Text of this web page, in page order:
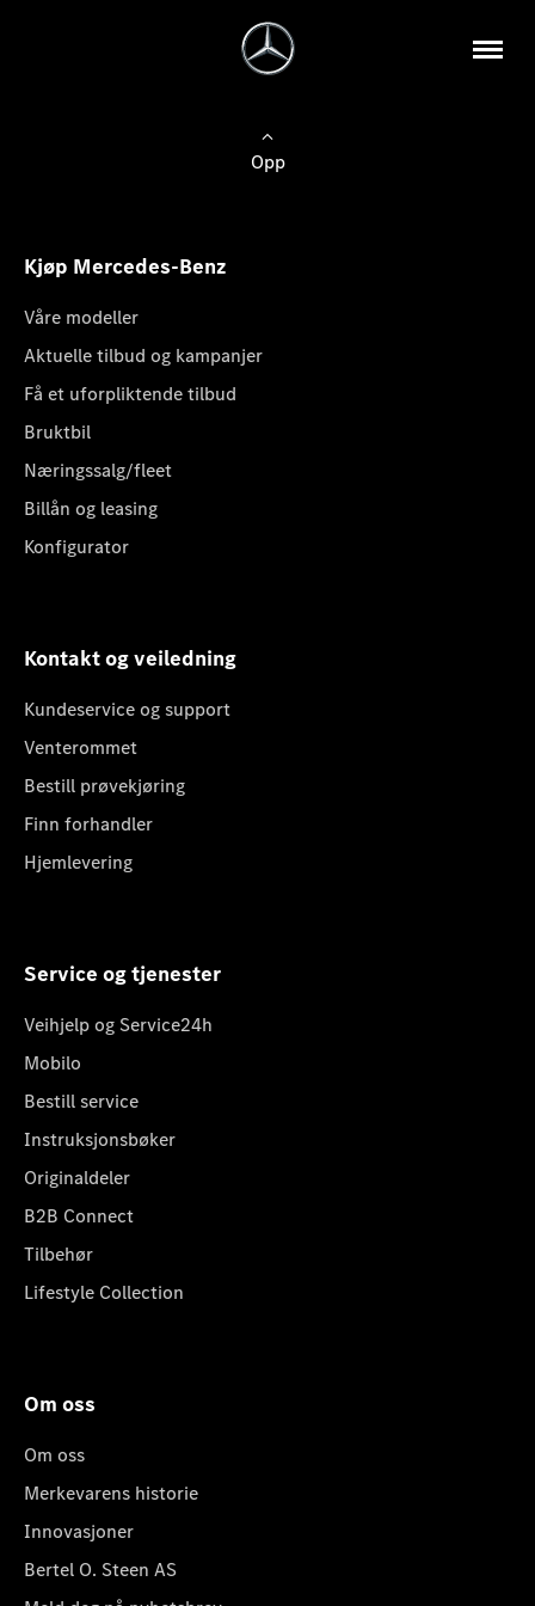
Opp
Kjøp Mercedes-Benz
Våre modeller
Aktuelle tilbud og kampanjer
Få et uforpliktende tilbud
Bruktbil
Næringssalg/fleet
Billån og leasing
Konfigurator
Kontakt og veiledning
Kundeservice og support
Venterommet
Bestill prøvekjøring
Finn forhandler
Hjemlevering
Service og tjenester
Veihjelp og Service24h
Mobilo
Bestill service
Instruksjonsbøker
Originaldeler
B2B Connect
Tilbehør
Lifestyle Collection
Om oss
Om oss
Merkevarens historie
Innovasjoner
Bertel O. Steen AS